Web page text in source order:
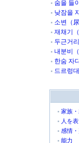
숨을 들
낮잠을
소변（尿
재채기
두근거
내분비
한숨 자
드르렁
家族
人を
感情
能力